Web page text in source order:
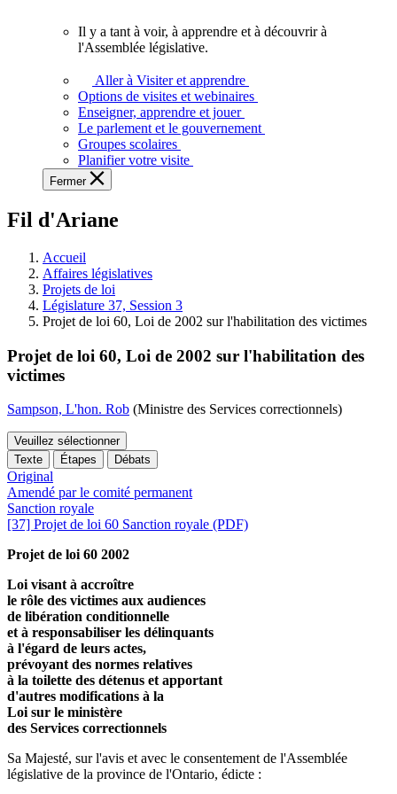
voir,
apprendre
et
à
à
législative.
Il y a tant à voir, à apprendre et à découvrir à
l'Assemblée législative.
Aller à Visiter et apprendre
Options de visites et webinaires
Enseigner, apprendre et jouer
Le parlement et le gouvernement
Groupes scolaires
Planifier votre visite
Fermer
Fil d'Ariane
Accueil
Affaires législatives
Projets de loi
Législature 37, Session 3
Projet de loi 60, Loi de 2002 sur l'habilitation des victimes
Projet de loi 60, Loi de 2002 sur l'habilitation des
victimes
Sampson, L'hon. Rob (Ministre des Services correctionnels)
Veuillez sélectionner
Texte
Étapes Débats
Original
Amendé par le comité permanent
Sanction royale
[37] Projet de loi 60 Sanction royale (PDF)
Projet de loi 60 2002
Loi visant à accroître
le rôle des victimes aux audiences
de libération conditionnelle
et à responsabiliser les délinquants
à l'égard de leurs actes,
prévoyant des normes relatives
à la toilette des détenus et apportant
d'autres modifications à la
Loi sur le ministère
des Services correctionnels
Sa Majesté, sur l'avis et avec le consentement de l'Assemblée
législative de la province de l'Ontario, édicte :